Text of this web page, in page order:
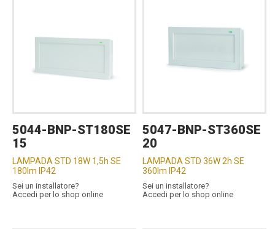
5044-BNP-ST180SE
15
LAMPADA STD 18W 1,5h SE
180lm IP42
Sei un installatore?
Accedi per lo shop online
5047-BNP-ST360SE
20
LAMPADA STD 36W 2h SE
360lm IP42
Sei un installatore?
Accedi per lo shop online